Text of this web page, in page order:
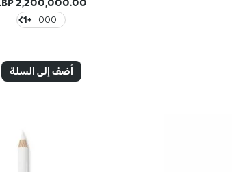
2,200,000.00 LBP
000
+1
أضف إلى السلة